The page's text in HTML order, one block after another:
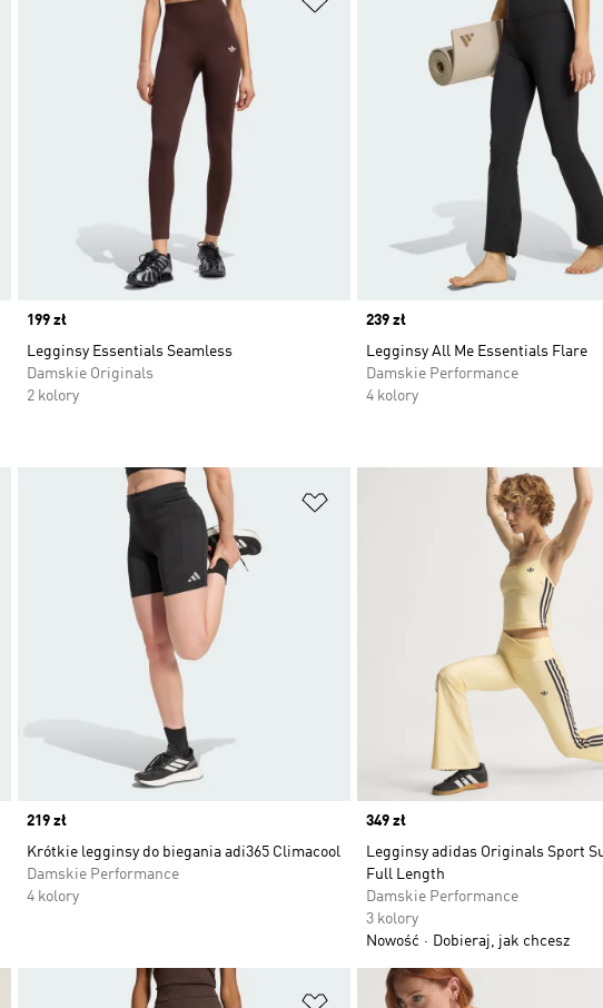
Price
199 zł
Legginsy Essentials Seamless
Damskie Originals
2 kolory
Price
239 zł
Legginsy All Me Essentials Flare
Damskie Performance
4 kolory
Dodaj do listy życzeń Dodaj do listy życzeń
Price
219 zł
Krótkie legginsy do biegania adi365 Climacool
Damskie Performance
4 kolory
Price
349 zł
Legginsy adidas Originals Sport
Full Length
Damskie Performance
3 kolory
Nowość
Dobieraj, jak chcesz
Dodaj do listy życzeń Dodaj do listy życzeń